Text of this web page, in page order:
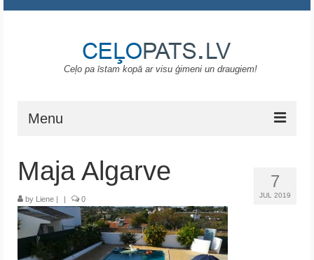
Ceļo pa īstam kopā ar visu ģimeni un draugiem!
Menu
Gruzija
Portugāle
ASV
7
JUL 2019
Maja Algarve
by Liene | | 0